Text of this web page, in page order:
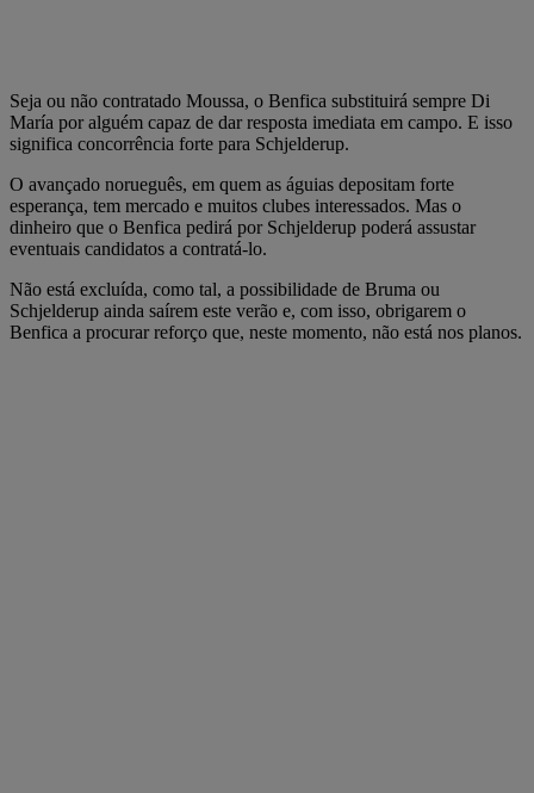
Seja ou não contratado Moussa, o Benfica substituirá sempre Di
María por alguém capaz de dar resposta imediata em campo. E isso
significa concorrência forte para Schjelderup.
O avançado norueguês, em quem as águias depositam forte
esperança, tem mercado e muitos clubes interessados. Mas o
dinheiro que o Benfica pedirá por Schjelderup poderá assustar
eventuais candidatos a contratá-lo.
Não está excluída, como tal, a possibilidade de Bruma ou
Schjelderup ainda saírem este verão e, com isso, obrigarem o
Benfica a procurar reforço que, neste momento, não está nos planos.